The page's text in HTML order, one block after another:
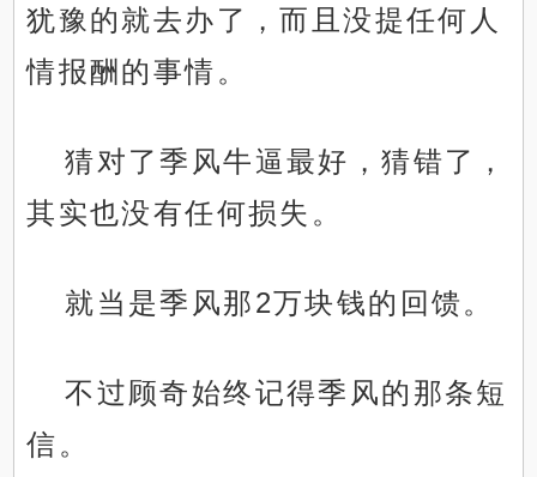
犹豫的就去办了，而且没提任何人
情报酬的事情。
猜对了季风牛逼最好，猜错了，
其实也没有任何损失。
就当是季风那2万块钱的回馈。
不过顾奇始终记得季风的那条短
信。